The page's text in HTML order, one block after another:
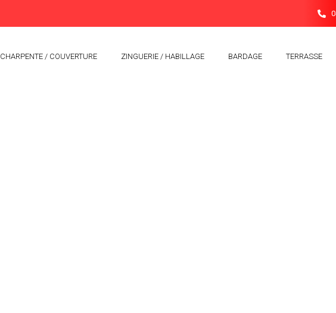
CHARPENTE / COUVERTURE ZINGUERIE / HABILLAGE BARDAGE TERRASSE